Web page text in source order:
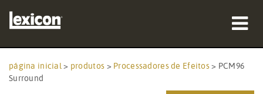
página inicial > produtos > Processadores de Efeitos> PCM96
Surround